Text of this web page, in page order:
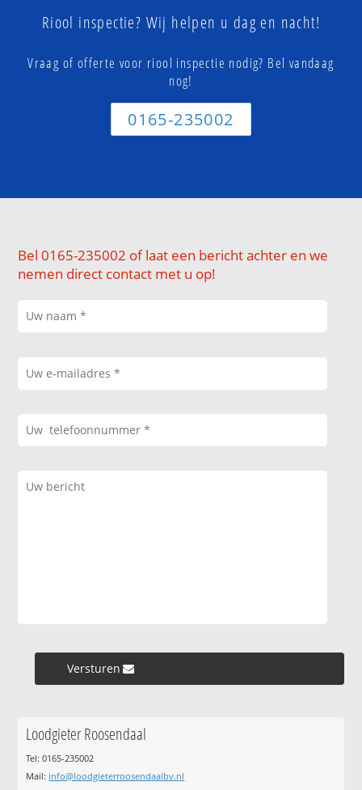
Riool inspectie? Wij helpen u dag en nacht!
Vraag of offerte voor riool inspectie nodig? Bel vandaag
nog!
0165-235002
Bel 0165-235002 of laat een bericht achter en we
nemen direct contact met u op!
Versturen »
Loodgieter Roosendaal
Tel: 0165-235002
Mail: info@loodgieterroosendaalbv.nl